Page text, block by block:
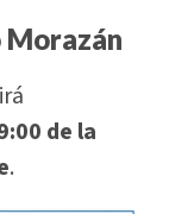
de la
.